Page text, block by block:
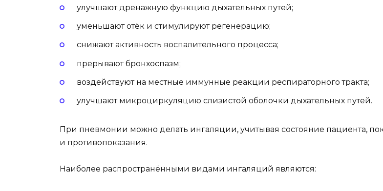
улучшают дренажную функцию дыхательных путей;
уменьшают отёк и стимулируют регенерацию;
снижают активность воспалительного процесса;
прерывают бронхоспазм;
воздействуют на местные иммунные реакции респираторного тракта;
улучшают микроциркуляцию слизистой оболочки дыхательных путей.
При пневмонии можно делать ингаляции, учитывая состояние пациента,
и противопоказания.
Наиболее распространёнными видами ингаляций являются: